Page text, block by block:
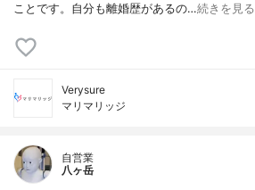
ことです。自分も離婚歴があるの…続きを見る
Verysure
マリマリッジ
自営業
八ヶ岳